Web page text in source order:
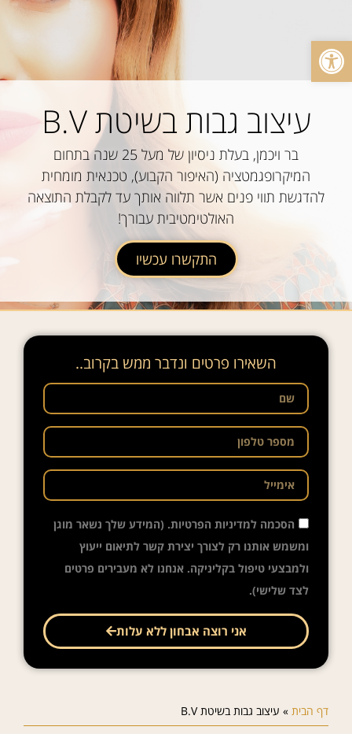
פתח סרגל נגישות
עיצוב גבות בשיטת B.V
בר ויכמן, בעלת ניסיון של מעל 25 שנה בתחום
המיקרופגמטציה (האיפור הקבוע), טכנאית מומחית
להדגשת תווי פנים אשר תלווה אותך עד לקבלת התוצאה
האולטימטיבית עבורך!
התקשרו עכשיו
השאירו פרטים ונדבר ממש בקרוב..
הסכמה למדיניות הפרטיות. (המידע שלך נשאר מוגן
ומשמש אותנו רק לצורך יצירת קשר לתיאום ייעוץ
ולמבצעי טיפול בקליניקה. אנחנו לא מעבירים פרטים
לצד שלישי).
אני רוצה אבחון ללא עלות
דף הבית » עיצוב גבות בשיטת B.V